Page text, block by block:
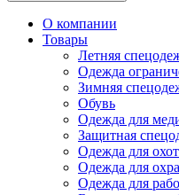
О компании
Товары
Летняя
Одежда
Зимняя
Обувь
Одежда для
Защитная
Одежда для
Одежда для
Одежда для